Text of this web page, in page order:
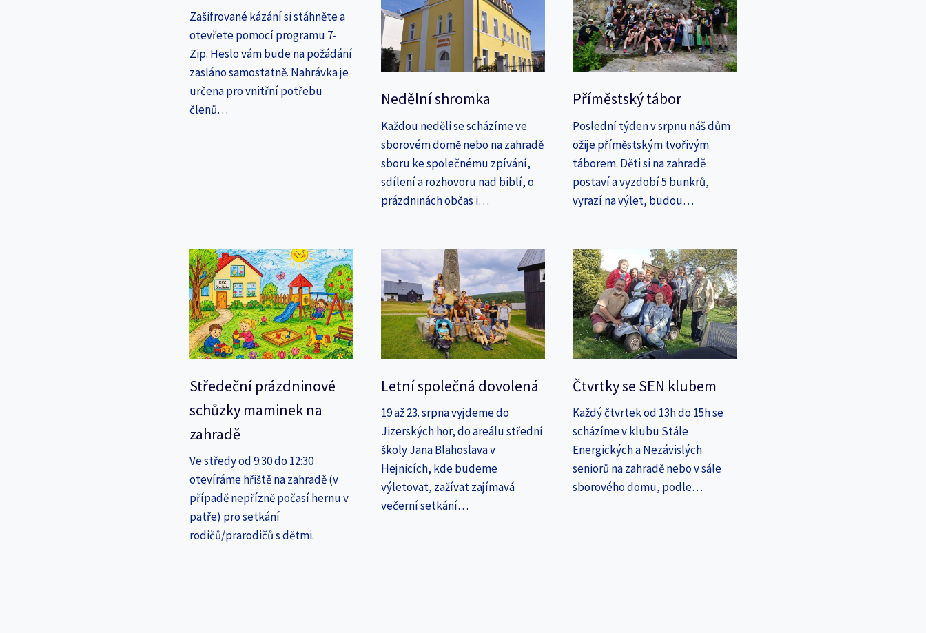
Zašifrované kázání si stáhněte a
otevřete pomocí programu 7-
Zip. Heslo vám bude na požádání
zasláno samostatně. Nahrávka je
určena pro vnitřní potřebu
členů…
Nedělní shromka
Každou neděli se scházíme ve
sborovém domě nebo na zahradě
sboru ke společnému zpívání,
sdílení a rozhovoru nad biblí, o
prázdninách občas i…
Příměstský tábor
Poslední týden v srpnu náš dům
ožije příměstským tvořivým
táborem. Děti si na zahradě
postaví a vyzdobí 5 bunkrů,
vyrazí na výlet, budou…
Středeční prázdninové
schůzky maminek na
zahradě
Ve středy od 9:30 do 12:30
otevíráme hřiště na zahradě (v
případě nepřízně počasí hernu v
patře) pro setkání
rodičů/prarodičů s dětmi.
Letní společná dovolená
19 až 23. srpna vyjdeme do
Jizerských hor, do areálu střední
školy Jana Blahoslava v
Hejnicích, kde budeme
výletovat, zažívat zajímavá
večerní setkání…
Čtvrtky se SEN klubem
Každý čtvrtek od 13h do 15h se
scházíme v klubu Stále
Energických a Nezávislých
seniorů na zahradě nebo v sále
sborového domu, podle…